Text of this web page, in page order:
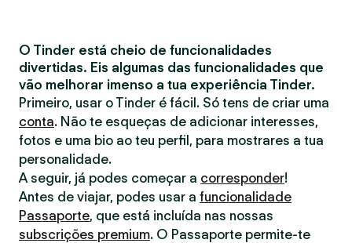
O Tinder está cheio de funcionalidades
divertidas. Eis algumas das funcionalidades que
vão melhorar imenso a tua experiência Tinder.
Primeiro, usar o Tinder é fácil. Só tens de criar uma
conta. Não te esqueças de adicionar interesses,
fotos e uma bio ao teu perfil, para mostrares a tua
personalidade.
A seguir, já podes começar a corresponder!
Antes de viajar, podes usar a funcionalidade
Passaporte, que está incluída nas nossas
subscrições premium. O Passaporte permite-te